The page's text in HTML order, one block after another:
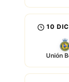
10
Unión